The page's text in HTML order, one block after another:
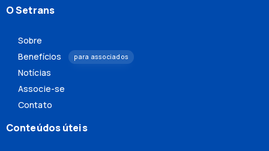
O Setrans
Sobre
Benefícios
para associados
Notícias
Associe-se
Contato
Conteúdos úteis